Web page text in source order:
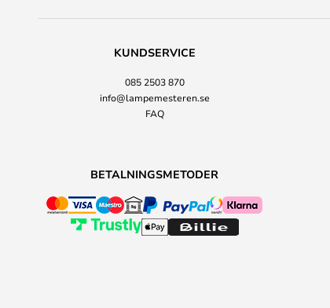
KUNDSERVICE
085 2503 870
info@lampemesteren.se
FAQ
BETALNINGSMETODER